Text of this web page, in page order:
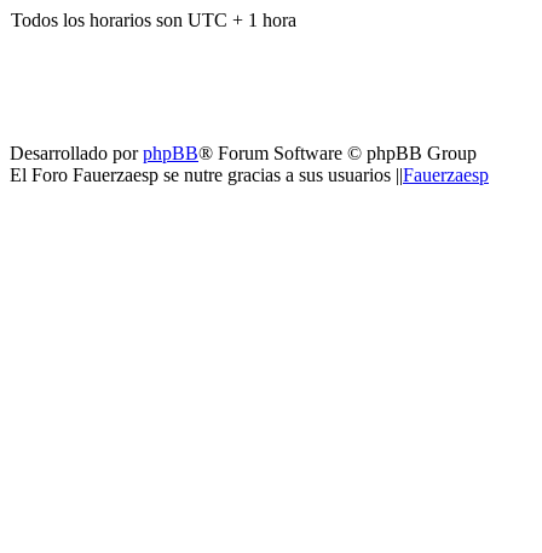
Todos los horarios son UTC + 1 hora
Desarrollado porphpBB® Forum Software © phpBB Group
El Foro Fauerzaesp se nutre gracias a sus usuarios ||Fauerzaesp